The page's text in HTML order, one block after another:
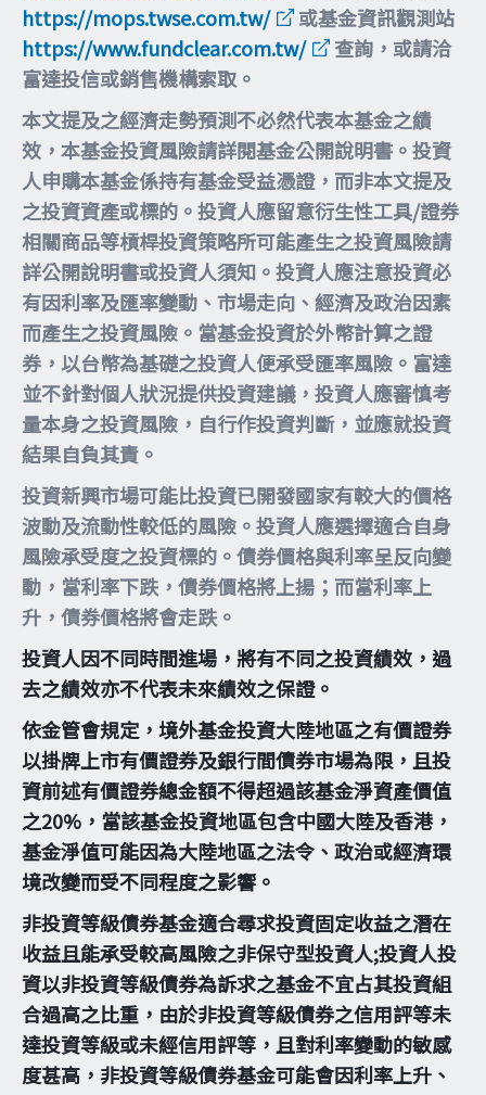
https://mops.twse.com.tw/
或基金資訊觀測站
https://www.fundclear.com.tw/
查詢，或請洽
富達投信或銷售機構索取。
本文提及之經濟走勢預測不必然代表本基金之績
效，本基金投資風險請詳閱基金公開說明書。投資
人申購本基金係持有基金受益憑證，而非本文提及
之投資資產或標的。投資人應留意衍生性工具/證券
相關商品等槓桿投資策略所可能產生之投資風險請
詳公開說明書或投資人須知。投資人應注意投資必
有因利率及匯率變動、市場走向、經濟及政治因素
而產生之投資風險。當基金投資於外幣計算之證
券，以台幣為基礎之投資人便承受匯率風險。富達
並不針對個人狀況提供投資建議，投資人應審慎考
量本身之投資風險，自行作投資判斷，並應就投資
結果自負其責。
投資新興市場可能比投資已開發國家有較大的價格
波動及流動性較低的風險。投資人應選擇適合自身
風險承受度之投資標的。債券價格與利率呈反向變
動，當利率下跌，債券價格將上揚；而當利率上
升，債券價格將會走跌。
投資人因不同時間進場，將有不同之投資績效，過
去之績效亦不代表未來績效之保證。
依金管會規定，境外基金投資大陸地區之有價證券
以掛牌上市有價證券及銀行間債券市場為限，且投
資前述有價證券總金額不得超過該基金淨資產價值
之20%，當該基金投資地區包含中國大陸及香港，
基金淨值可能因為大陸地區之法令、政治或經濟環
境改變而受不同程度之影響。
非投資等級債券基金適合尋求投資固定收益之潛在
收益且能承受較高風險之非保守型投資人;投資人投
資以非投資等級債券為訴求之基金不宜占其投資組
合過高之比重，由於非投資等級債券之信用評等未
達投資等級或未經信用評等，且對利率變動的敏感
度甚高，非投資等級債券基金可能會因利率上升、